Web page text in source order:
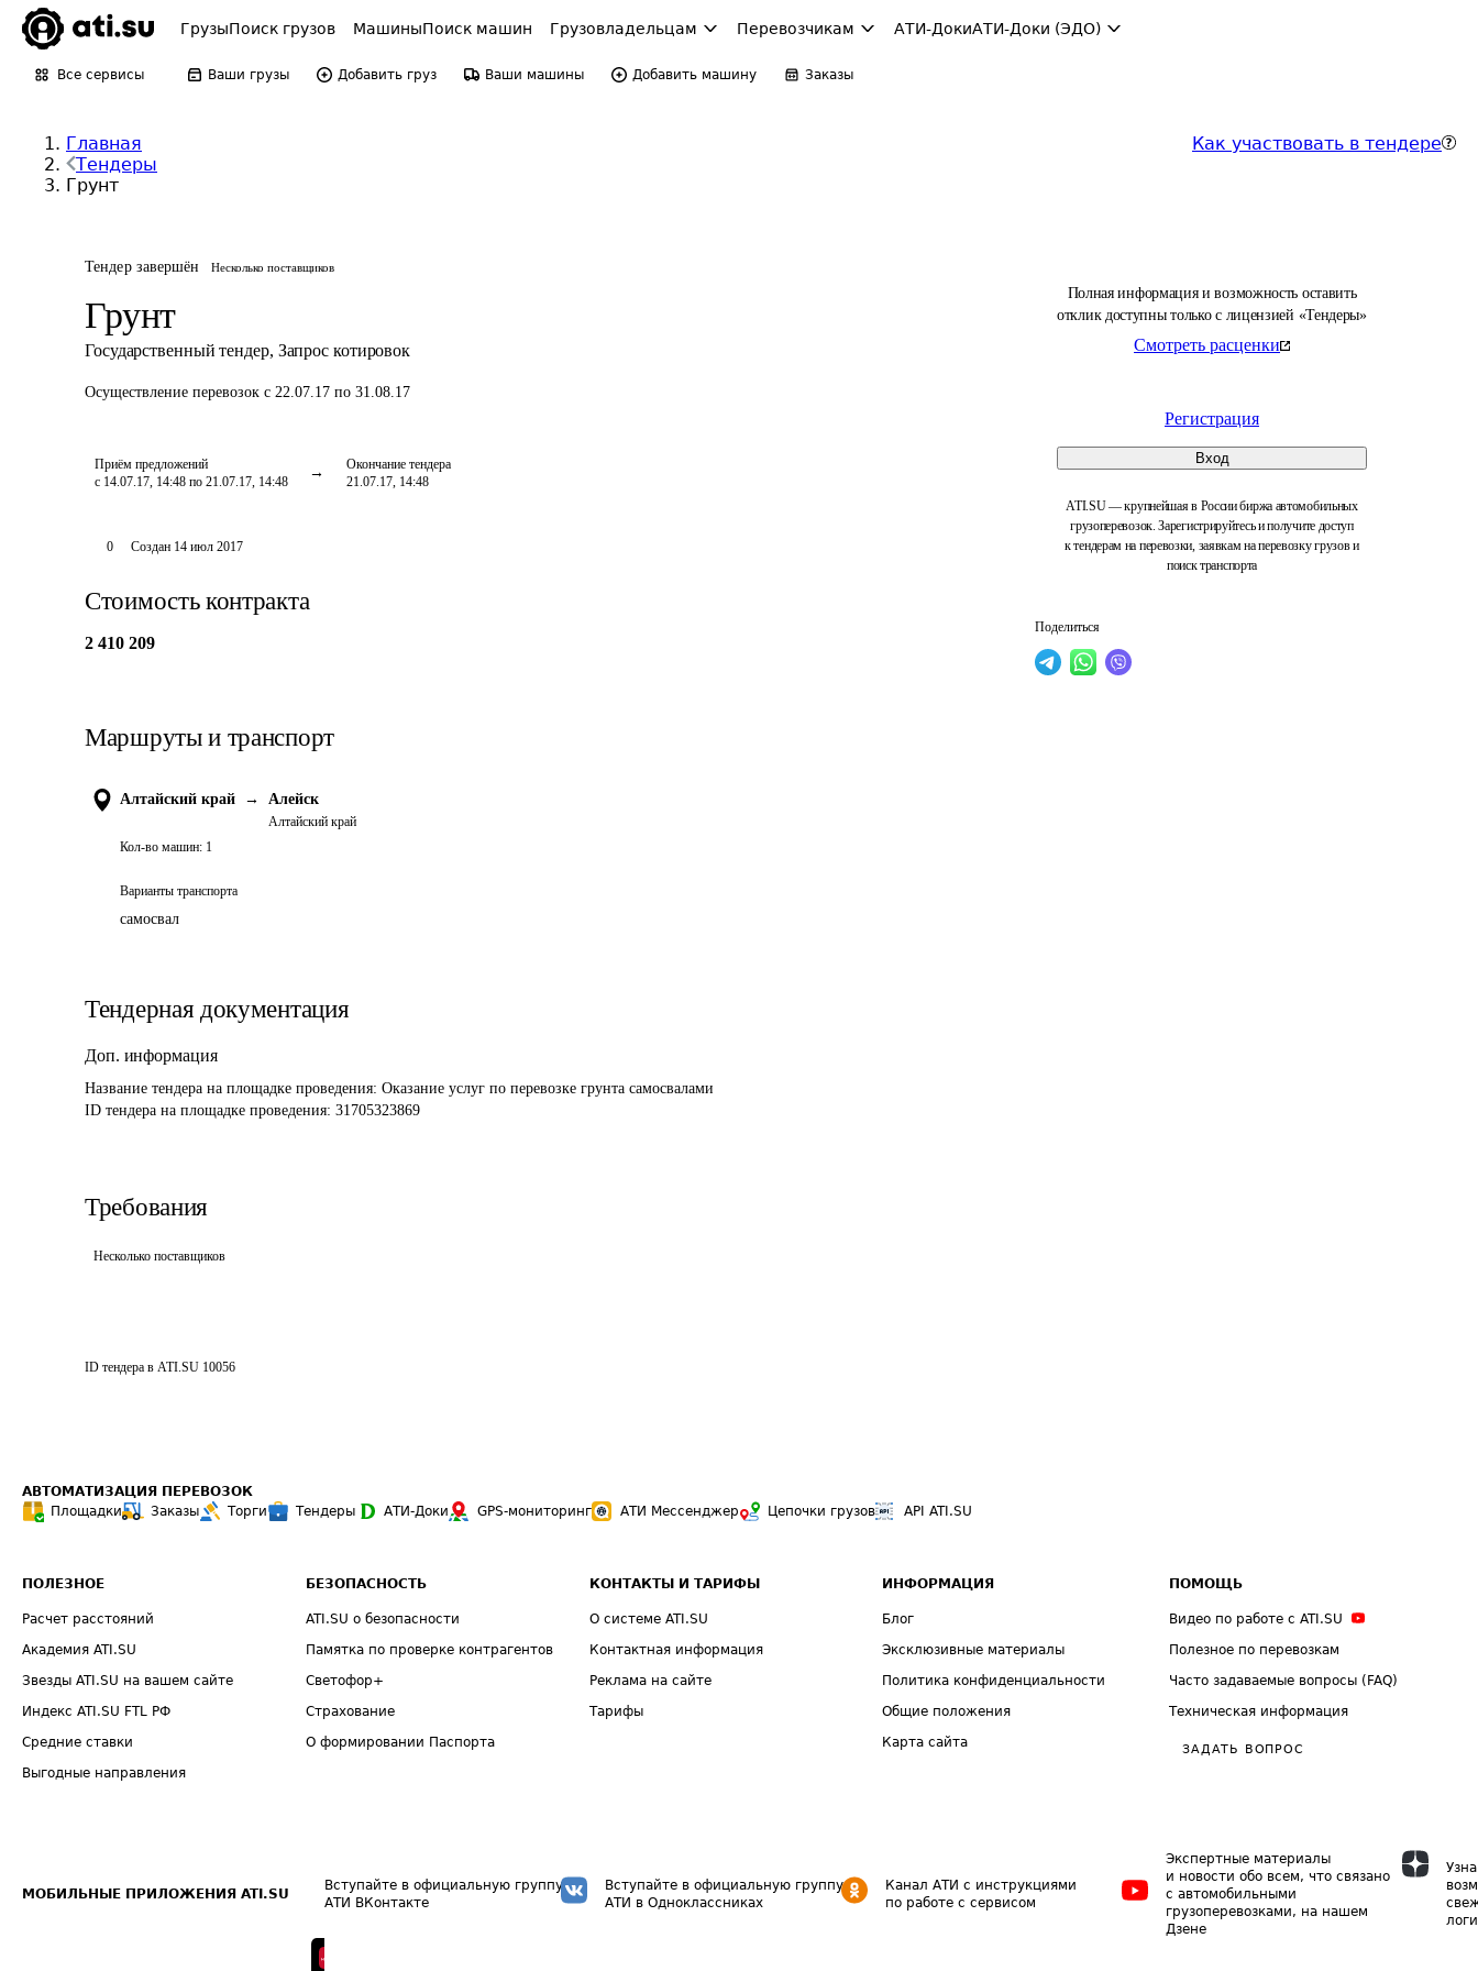
ГрузыПоиск грузов МашиныПоиск машин Грузовладельцам Перевозчикам АТИ-ДокиАТИ-Доки (ЭДО)
Все сервисы Ваши грузы Добавить груз Ваши машины Добавить машину Заказы
Главная
Тендеры
Грунт
Как участвовать в тендере
Тендер завершён Несколько поставщиков
Грунт
Государственный тендер, Запрос котировок
Осуществление перевозок с 22.07.17 по 31.08.17
Приём предложений
с 14.07.17, 14:48 по 21.07.17, 14:48
Окончание тендера
21.07.17, 14:48
Полная информация и возможность оставить
отклик доступны только с лицензией «Тендеры»
Смотреть расценки
Регистрация
Вход
ATI.SU — крупнейшая в России биржа автомобильных
грузоперевозок. Зарегистрируйтесь и получите доступ
к тендерам на перевозки, заявкам на перевозку грузов и
поиск транспорта
Поделиться
0 Создан 14 июл 2017
Стоимость контракта
2 410 209
Маршруты и транспорт
Алтайский край → Алейск
Алтайский край
Кол-во машин: 1
Варианты транспорта
самосвал
Тендерная документация
Доп. информация
Название тендера на площадке проведения: Оказание услуг по перевозке грунта самосвалами
ID тендера на площадке проведения: 31705323869
Требования
Несколько поставщиков
ID тендера в ATI.SU 10056
АВТОМАТИЗАЦИЯ ПЕРЕВОЗОК
Площадки
Заказы Торги Тендеры АТИ-Доки GPS-мониторинг АТИ Мессенджер Цепочки грузов API ATI.SU
ПОЛЕЗНОЕ
Расчет расстояний
Академия ATI.SU
Звезды ATI.SU на вашем сайте
Индекс ATI.SU FTL РФ
Средние ставки
Выгодные направления
БЕЗОПАСНОСТЬ
ATI.SU о безопасности
Памятка по проверке контрагентов
Светофор+
Страхование
О формировании Паспорта
КОНТАКТЫ И ТАРИФЫ
О системе ATI.SU
Контактная информация
Реклама на сайте
Тарифы
ИНФОРМАЦИЯ
Блог
Эксклюзивные материалы
Политика конфиденциальности
Общие положения
Карта сайта
ПОМОЩЬ
Видео по работе с ATI.SU
Полезное по перевозкам
Часто задаваемые вопросы (FAQ)
Техническая информация
ЗАДАТЬ ВОПРОС
МОБИЛЬНЫЕ ПРИЛОЖЕНИЯ ATI.SU
Вступайте в официальную группу
АТИ ВКонтакте
Вступайте в официальную группу
АТИ в Одноклассниках
Канал АТИ с инструкциями
по работе с сервисом
Экспертные материалы
и новости обо всем, что связано
с автомобильными
грузоперевозками, на нашем
Дзене